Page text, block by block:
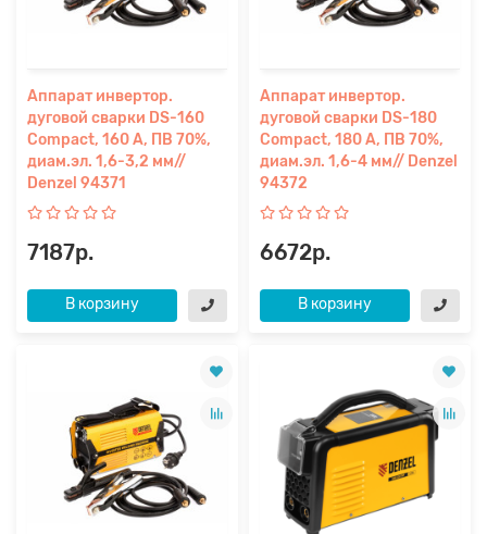
Аппарат инвертор.
дуговой сварки DS-160
Compact, 160 А, ПВ 70%,
диам.эл. 1,6-3,2 мм//
Denzel 94371
7187р.
В корзину
Аппарат инвертор.
дуговой сварки DS-180
Compact, 180 А, ПВ 70%,
диам.эл. 1,6-4 мм// Denzel
94372
6672р.
В корзину